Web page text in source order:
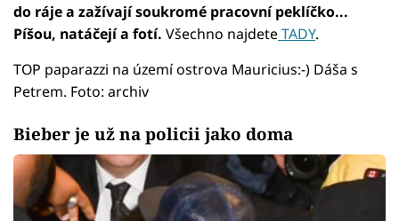
do ráje a zažívají soukromé pracovní peklíčko...
Píšou, natáčejí a fotí. Všechno najdeteTADY.
TOP paparazzi na území ostrova Mauricius:-) Dáša s
Petrem. Foto: archiv
Bieber je už na policii jako doma